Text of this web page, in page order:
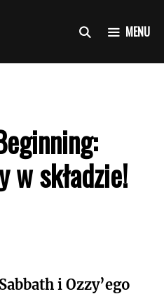
MENU
w składzie!
i Ozzy’ego